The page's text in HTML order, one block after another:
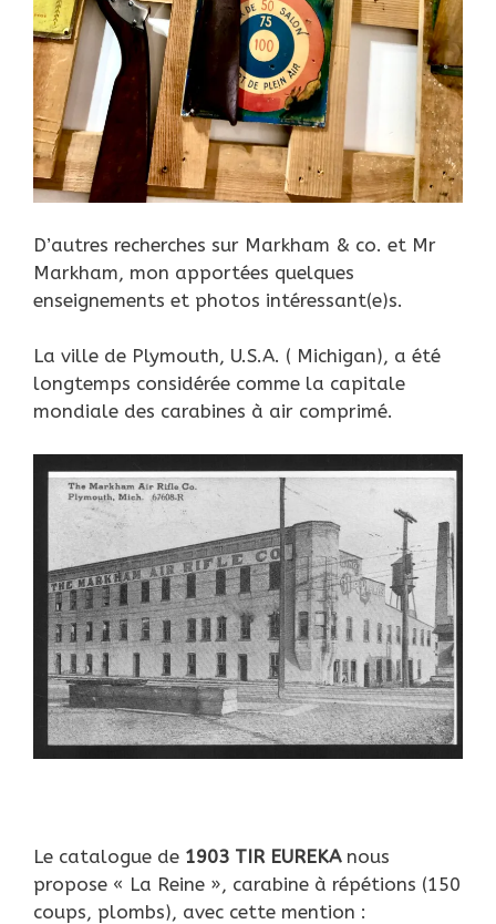
D’autres recherches sur Markham & co. et Mr
Markham, mon apportées quelques
enseignements et photos intéressant(e)s.
La ville de Plymouth, U.S.A. ( Michigan), a été
longtemps considérée comme la capitale
mondiale des carabines à air comprimé.
Le catalogue de 1903 TIR EUREKAnous
propose « La Reine », carabine à répétions (150
coups, plombs), avec cette mention :